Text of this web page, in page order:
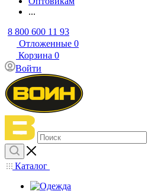
...
8 800 600 11 93
Отложенные 0
Корзина 0
Войти
Каталог